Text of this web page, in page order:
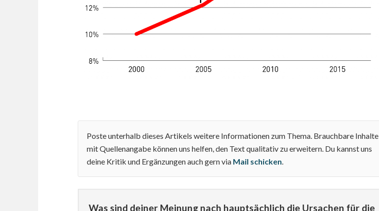
Poste unterhalb dieses Artikels weitere Informationen zum Thema. Brauchbare Inhalte
mit Quellenangabe können uns helfen, den Text qualitativ zu erweitern. Du kannst uns
deine Kritik und Ergänzungen auch gern via Mail schicken.
Was sind deiner Meinung nach hauptsächlich die Ursachen für die